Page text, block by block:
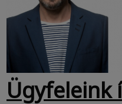
Ügyfeleink